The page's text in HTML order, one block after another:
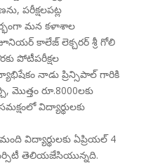
పరీక్షలపట్ల
మన కళాశాల
కాలేజ్ లెక్చరర్ శ్రీ గోలి
పోటీపరీక్షల
నాడు ప్రిన్సిపాల్ గారికి
మొత్తం రూ.8000లకు
విద్యార్థులకు
విద్యార్థులకు ఏప్రియల్ 4
తెలియజేసియున్నది.